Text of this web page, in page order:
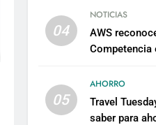
sostenible
04
NOTICIAS
AWS
Competencia
artificial
05
AHORRO
Travel
saber para